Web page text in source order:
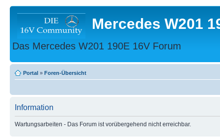
Mercedes W201
Das Mercedes W201 190E 16V Forum
Portal » Foren-Übersicht
Information
Wartungsarbeiten - Das Forum ist vorübergehend nicht erreichbar.